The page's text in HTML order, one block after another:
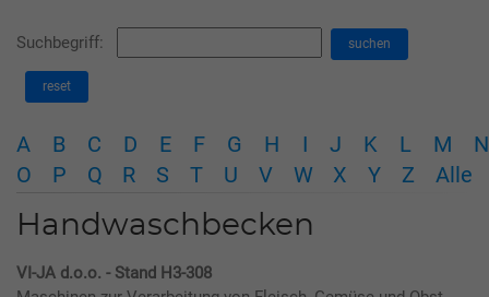
Suchbegriff: suchen
reset
A B C D E F G H I J K L M
N
O
P Q R S T U V W X Y Z Alle
Handwaschbecken
VI-JA d.o.o. - Stand H3-308